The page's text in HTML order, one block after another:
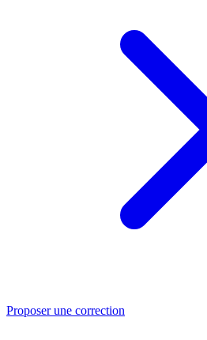
Proposer une correction